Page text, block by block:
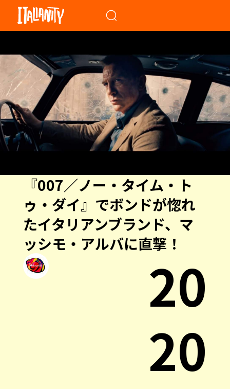
『007／ノー・タイム・ト
ゥ・ダイ』でボンドが惚れ
たイタリアンブランド、マ
ッシモ・アルバに直撃！
20
20